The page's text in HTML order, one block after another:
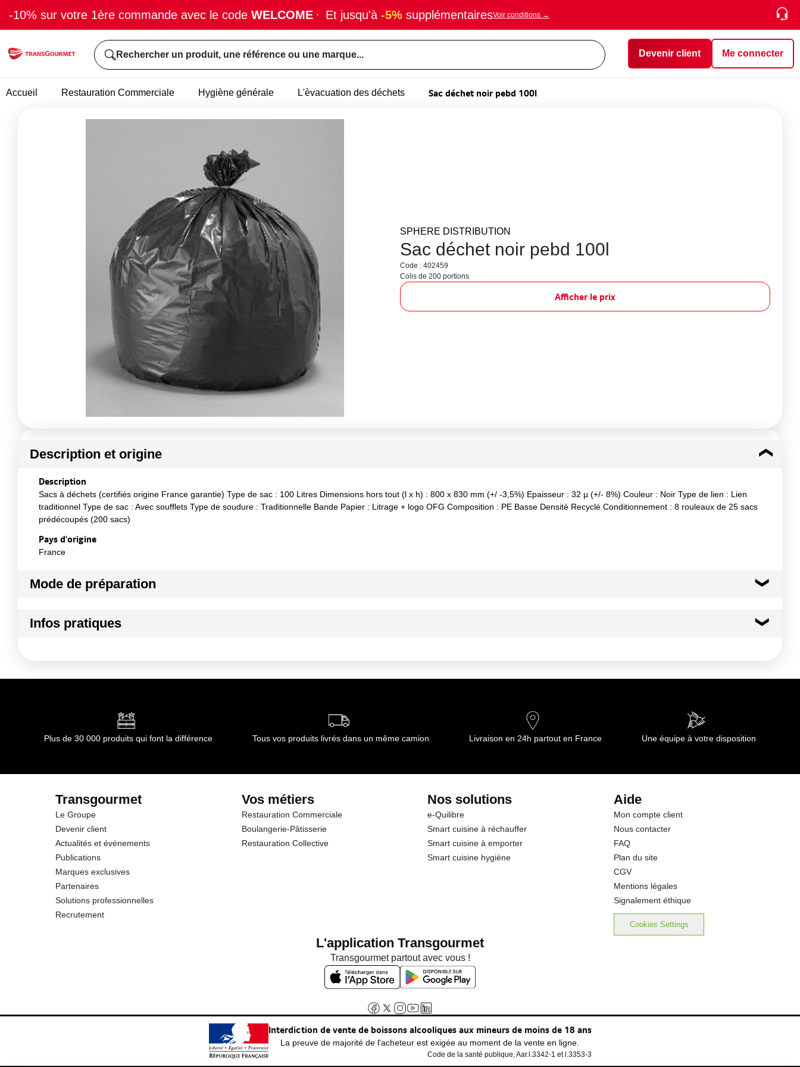
-10% sur votre 1ère commande avec le code WELCOME · Et jusqu'à -5% supplémentairesVoir conditions →
Rechercher un produit, une référence ou une marque... Devenir client Me connecter
Accueil Restauration Commerciale Hygiène générale L'èvacuation des déchets Sac déchet noir pebd 100l
SPHERE DISTRIBUTION
Sac déchet noir pebd 100l
Code : 402459
Colis de 200 portions
Afficher le prix
Description et origine
Description
Sacs à déchets (certifiés origine France garantie) Type de sac : 100 Litres Dimensions hors tout (l x h) : 800 x 830 mm (+/ -3,5%) Epaisseur : 32 µ (+/- 8%) Couleur : Noir Type de lien : Lien
traditionnel Type de sac : Avec soufflets Type de soudure : Traditionnelle Bande Papier : Litrage + logo OFG Composition : PE Basse Densité Recyclé Conditionnement : 8 rouleaux de 25 sacs
prédécoupés (200 sacs)
Pays d'origine
France
Mode de préparation
Infos pratiques
Durée totale du produit :Pas de durée limitée d'utilisation
Plus de 30 000 produits qui font la différence Tous vos produits livrés dans un même camion Livraison en 24h partout en France Une équipe à votre disposition
Transgourmet
Le Groupe
Devenir client
Actualités et événements
Publications
Marques exclusives
Partenaires
Solutions professionnelles
Recrutement
Vos métiers
Restauration Commerciale
Boulangerie-Pâtisserie
Restauration Collective
Nos solutions
e-Quilibre
Smart cuisine à réchauffer
Smart cuisine à emporter
Smart cuisine hygiène
Aide
Mon compte client
Nous contacter
FAQ
Plan du site
CGV
Mentions légales
Signalement éthique
Cookies Settings
L'application Transgourmet
Transgourmet partout avec vous !
Interdiction de vente de boissons alcooliques aux mineurs de moins de 18 ans
La preuve de majorité de l'acheteur est exigée au moment de la vente en ligne.
Code de la santé publique, Aar.l.3342-1 et l.3353-3